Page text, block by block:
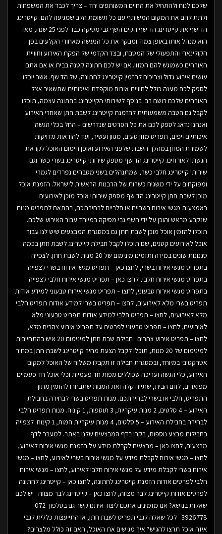
שלכם לנוח ולהתחיל את החיים המשותפים יחד – צריך לכבד את המשפחות
ולתת להם את המקום המשותף עם כל תשומת הלב שמגיעה להם. קייטרינג
הד שף את קייטרינג הד שף הקים השף גבי מסיקה כבר לפני 25 שנה, מאז
הוא מנהל אותו באופן צמוד ומבקר את כל הנעשה מאחורי הקלעים בפן
הקולינארי והתפעולי של המטבח, ובצד הקדמי של הפקת האירוע וחוויית
האורחים כשמוגש להם המזון. אם יש לכם חתונה קטנה בבית או אם אתם
עושים אירוע גדול וצריכים להזמין קייטרינג לחתונה, של הד שף. אשר יוכלו
לספק לכם מענה כולל לחוויית אירוח מוקפדת ואיכותית שתשאיר אצל
האורחים שלכם רושם רב. בנוסף לשירותי הקייטרינג בחתונה עצמה, תוכלו
לקבל גם הטבה משמעותית להזמנת קייטרינג לשבת חתן שאחרי האירוע
ואנחנו נדאג לספק לכם את כל הפרטים שנדרשים – החל בכלי הגשה
איכותיים ויפים, תפריט מזון טעים, מגוון ועשיר, ועד להוראות מדויקות
לשמירת המזון במהלך השבת שלפני האירוע ואופן חימום האוכל לקראת
הגשתו לאורחים. קייטרינג הד שף מספק שירותי קייטרינג בשרי כשר וגם
שירותי קייטרינג חלבי כשר, שמתנהלים בשני מטבחים נפרדים לגמרי
ומפוקחים על ידי משגיח כשרות של הרבנות הראשית לישראל. הזמנת אוכל
מוכן לשבת חתן קייטרינג הד שף מספק שירותי אוכל מוכן לאירועים
באמצעות מגשי אירוח בשריים או חלביים לבחירתכם, בהתאם לתפריט מנות
שנקבע מראש והוכן על ידי השף גבי מסיקה במיוחד עבור האירוע שלכם.
תוכלו להזמין אוכל מוכן לשבת חתן גם במסגרת המבצעים שיש לנו עבור
אוכל לאירועים קטנים, שם תוכלו לקבל חבילת קייטרינג לשבת חתן בכמה
סגנונות שונים במידה ותזמינו מינימום של 20 מנות לשבת חתן. לצפייה
בתפריט מגשי אירוח בשרי, לחצו כאן – תפריט מגשי אירוח בשרי לצפייה
בתפריט מגשי אירוח חלבי, לחצו כאן – תפריט מגשי אירוח חלבי לצפייה
בתפריט מגשי אירוח טבעוני, לחצו – תפריט מגשי אירוח טבעוני למידע אודות
תפריט בשרי מלא לאירועים, לחצו – תפריט בשרי למידע אודות תפריט חלבי
מלא לאירועים, לחצו – תפריט חלבי למידע אודות תפריט טבעוני מלא
לאירועים, לחצו – תפריט טבעוני לפרטים על תפריט אירוע צהרים מלא,
לחצו – תפריט אירוע צהרים חבילת שבת חתן למינימום 20 איש בהתחייבות
למינימום של 20 מנות, תוכלו לקבל הצעת מחיר קייטרינג לשבת חתן במחיר
אטרקטיבי במיוחד, ובמסגרת חבילה זו תקבלו משלוח של האוכל למקום
האירוע, כלי הגשה ועריכה שכוללים מפות חד פעמיות וכלי אוכל חד פעמיים
מפוארים, לחם הבית, שתייה קלה ואת המנות שתבחרו להזמין מתוך
התפריט, חלבי או בשרי לבחירתכם. מנות תפריט בשרי לבחירה בחבילת
האירוע – 4 סלטים, 2 מנות עיקריות, 3 תוספות, 1 קינוח. מנות תפריט חלבי
לבחירה בחבילת האירוע – 5 סלטים, 4 מנות עיקריות חמות, 1 קינוח. לצפייה
בחבילות מבצע נוספות, בקרו בדף המבצעים שלנו באתר. למעבר לדף
מבצעים, לחצו כאן – מבצעים לקבלת מידע על הזמנת מגשי אירוח לאירוע,
לחצו – מגשי אירוח לקבלת מידע על מגשי אירוח בשרי לאירוע, לחצו – מגשי
אירוח בשרי לקבלת מידע על מגשי אירוח חלבי לאירוע, לחצו – מגשי אירוח
חלבי לפרטים אודות הזמנת קייטרינג לחתונה, לחצו כאן – קייטרינג לחתונה
לפרטים אודות קייטרינג לבר מצווה, לחצו כאן – קייטרינג לבר מצווה יש לכם
שאלות בנושא? אנו מזמינים אתכם ליצור איתנו קשר גם בטלפון 072-
3926778 לכל שאלה לגבי תפריט לשבת חתן, או התייעצות כללית לגבי
איזה אוכל תרצו להגיש? איך מגישים את האוכל, האם זה כולל מלצרים?